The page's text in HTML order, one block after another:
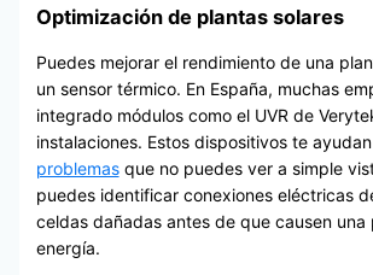
Optimización de plantas solares
Puedes mejorar el rendimiento de una
un sensor térmico. En España, muchas
integrado módulos como el UVR de
instalaciones. Estos dispositivos te
problemasque no puedes ver a simple
puedes identificar conexiones eléctricas
celdas dañadas antes de que causen una
energía.